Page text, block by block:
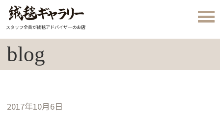
スタッフ全員が絨毯アドバイザーのお店
blog
2017年10月6日